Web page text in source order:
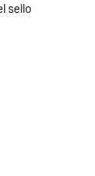
sello